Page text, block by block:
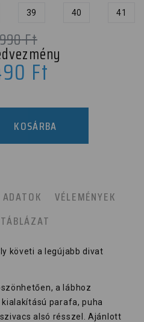
39 40 41
Ft
Ft
KOSÁRBA
VÉLEMÉNYEK
követi a legújabb divat
a lábhoz
parafa, puha
alsó résszel. Ajánlott